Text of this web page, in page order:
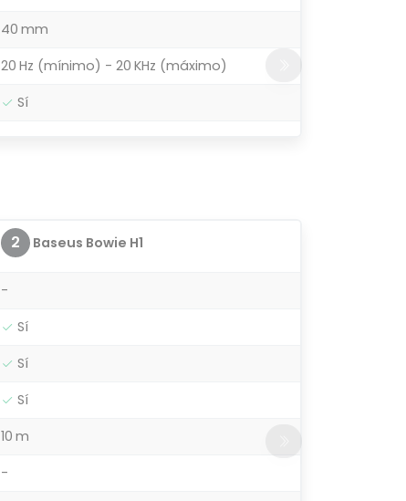
40 mm
20 Hz (mínimo) - 20 KHz (máximo)
Sí
2 Baseus Bowie H1
-
Sí
Sí
Sí
10 m
-